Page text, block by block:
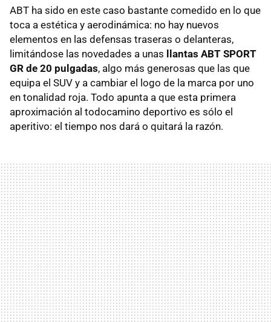
ABT ha sido en este caso bastante comedido en lo que
toca a estética y aerodinámica: no hay nuevos
elementos en las defensas traseras o delanteras,
limitándose las novedades a unas
llantas ABT SPORT
GR de 20 pulgadas, algo más generosas que las que
equipa el SUV y a cambiar el logo de la marca por uno
en tonalidad roja. Todo apunta a que esta primera
aproximación al todocamino deportivo es sólo el
aperitivo: el tiempo nos dará o quitará la razón.